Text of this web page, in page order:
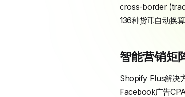
cross-border
136种货币自动换
智能营销矩
Shopify Plus解决
Facebook广告